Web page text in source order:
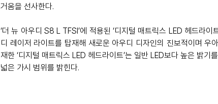
거움을 선사한다.
‘더 뉴 아우디 S8 L TFSI’에 적용된 ‘디지털 매트릭스 LED 헤드라
디 레이저 라이트를 탑재해 새로운 아우디 디자인의 진보적이며 우
재한 ‘디지털 매트릭스 LED 헤드라이트’는 일반 LED보다 높은 밝
넓은 가시 범위를 밝힌다.